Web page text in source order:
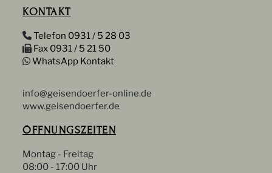
KONTAKT
Telefon 0931 / 5 28 03
Fax 0931 / 5 21 50
WhatsApp Kontakt
info@geisendoerfer-online.de
www.geisendoerfer.de
ÖFFNUNGSZEITEN
Montag - Freitag
08:00 - 17:00 Uhr